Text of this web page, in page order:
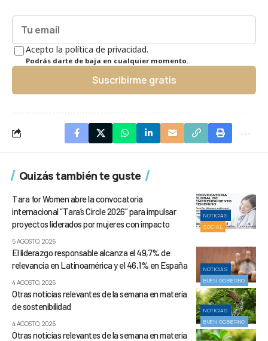
Acepto la política de privacidad.
Podrás darte de baja en cualquier momento.
Suscribirme gratis
Quizás también te guste
NOTICIAS
SOCIAL
Tara for Women abre la convocatoria
internacional “Tara’s Circle 2026” para impulsar
proyectos liderados por mujeres con impacto
5 AGOSTO, 2026
NOTICIAS
BUEN GOBIERNO
El liderazgo responsable alcanza el 49,7% de
relevancia en Latinoamérica y el 46,1% en España
4 AGOSTO, 2026
NOTICIAS
BUEN GOBIERNO
Otras noticias relevantes de la semana en materia
de sostenibilidad
4 AGOSTO, 2026
Otras noticias relevantes de la semana en materia